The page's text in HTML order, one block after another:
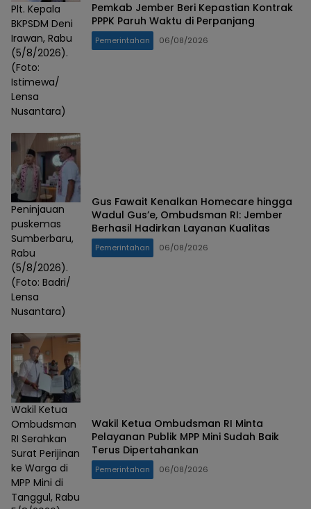
Plt. Kepala
BKPSDM Deni
Irawan, Rabu
(5/8/2026).
(Foto:
Istimewa/
Lensa
Nusantara)
Pemkab Jember Beri Kepastian Kontrak
PPPK Paruh Waktu di Perpanjang
Pemerintahan 06/08/2026
Peninjauan
puskemas
Sumberbaru,
Rabu
(5/8/2026).
(Foto: Badri/
Lensa
Nusantara)
Gus Fawait Kenalkan Homecare hingga
Wadul Gus’e, Ombudsman RI: Jember
Berhasil Hadirkan Layanan Kualitas
Pemerintahan 06/08/2026
Wakil Ketua
Ombudsman
RI Serahkan
Surat Perijinan
ke Warga di
MPP Mini di
Tanggul, Rabu
Wakil Ketua Ombudsman RI Minta
Pelayanan Publik MPP Mini Sudah Baik
Terus Dipertahankan
Pemerintahan 06/08/2026